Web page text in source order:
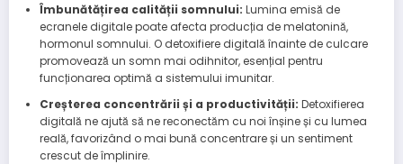
Îmbunătățirea calității somnului: Lumina emisă de
ecranele digitale poate afecta producția de melatonină,
hormonul somnului. O detoxifiere digitală înainte de culcare
promovează un somn mai odihnitor, esențial pentru
funcționarea optimă a sistemului imunitar.
Creșterea concentrării și a productivității: Detoxifierea
digitală ne ajută să ne reconectăm cu noi înșine și cu lumea
reală, favorizând o mai bună concentrare și un sentiment
crescut de împlinire.